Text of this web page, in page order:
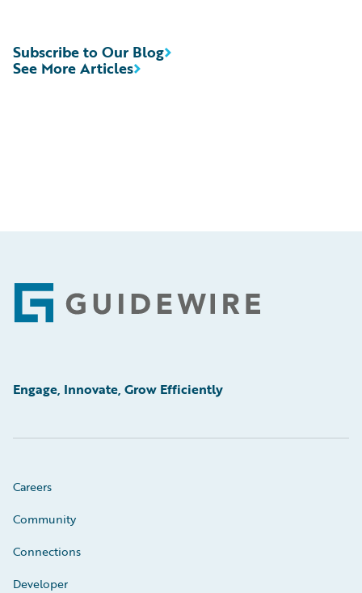
See More Articles
Subscribe to Our Blog
Footer
Engage, Innovate, Grow Efficiently
Careers
Community
Connections
Developer